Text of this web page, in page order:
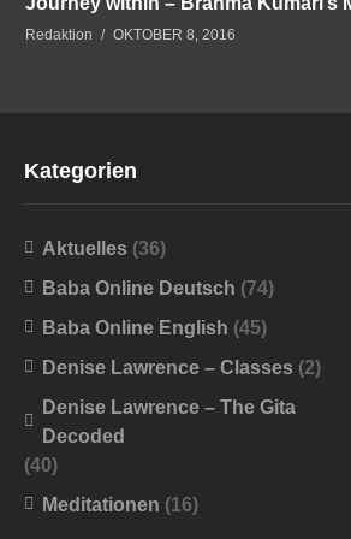
Redaktion OKTOBER 8, 2016
Kategorien
Aktuelles (36)
Baba Online Deutsch (74)
Baba Online English (45)
Denise Lawrence – Classes (2)
Denise Lawrence – The Gita
Decoded
(40)
Meditationen (16)